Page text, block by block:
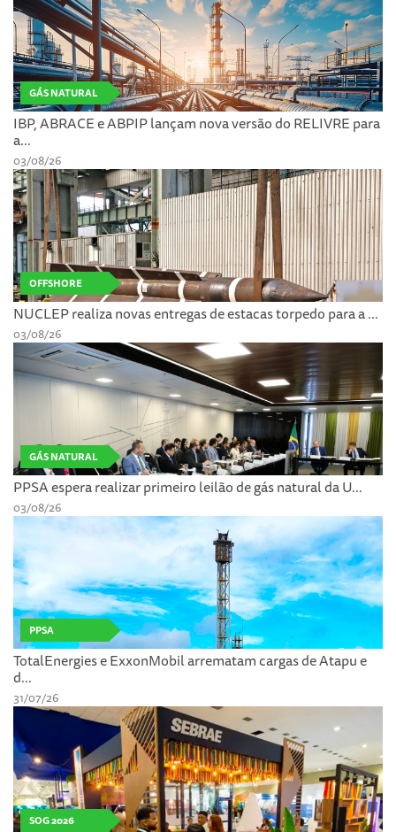
GÁS NATURAL
IBP, ABRACE e ABPIP lançam nova versão do RELIVRE para
a...
03/08/26
OFFSHORE
NUCLEP realiza novas entregas de estacas torpedo para a ...
03/08/26
GÁS NATURAL
PPSA espera realizar primeiro leilão de gás natural da U...
03/08/26
PPSA
TotalEnergies e ExxonMobil arrematam cargas de Atapu e
d...
31/07/26
SOG 2026